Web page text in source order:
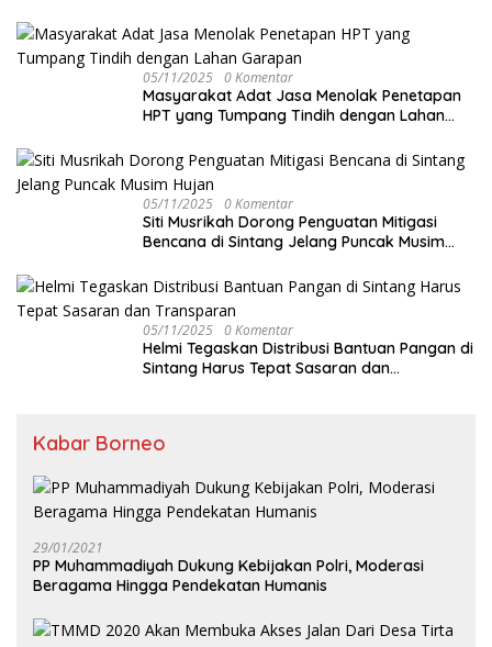
05/11/2025 0 Komentar
Masyarakat Adat Jasa Menolak Penetapan
HPT yang Tumpang Tindih dengan Lahan
05/11/2025 0 Komentar
Siti Musrikah Dorong Penguatan Mitigasi
Bencana di Sintang Jelang Puncak Musim
05/11/2025 0 Komentar
Helmi Tegaskan Distribusi Bantuan Pangan di
Sintang Harus Tepat Sasaran dan
Kabar Borneo
29/01/2021
PP Muhammadiyah Dukung Kebijakan Polri, Moderasi
Beragama Hingga Pendekatan Humanis